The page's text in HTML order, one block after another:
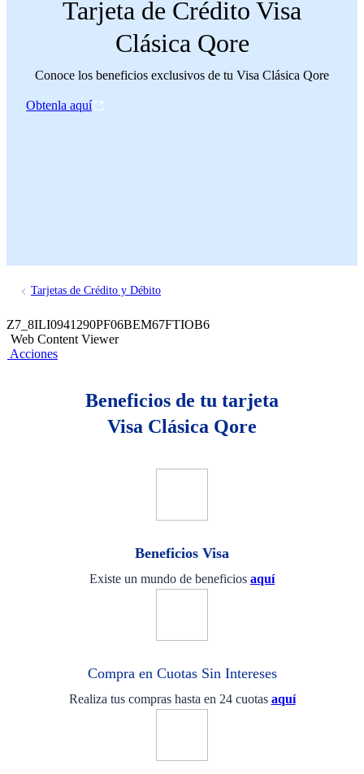
Tarjeta de Crédito Visa
Clásica Qore
Conoce los beneficios exclusivos de tu Visa Clásica Qore
Obtenla aquí
Tarjetas de Crédito y Débito
Z7_8ILI0941290PF06BEM67FTIOB6
Web Content Viewer
Acciones
Beneficios de tu tarjeta
Visa Clásica Qore
Beneficios Visa
Existe un mundo de beneficios aquí
Compra en Cuotas Sin Intereses
Realiza tus compras hasta en 24 cuotas aquí